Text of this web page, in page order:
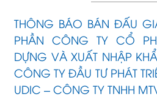
THÔNG BÁO BÁN ĐẤU
PHẦN CÔNG TY CỔ
DỰNG VÀ XUẤT NHẬP
CÔNG TY ĐẦU TƯ PHÁT
UDIC – CÔNG TY TNHH